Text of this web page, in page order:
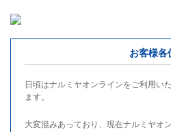
お客様各
日頃はナルミヤオンラインをご利用い
ます。
大変混みあっており、現在ナルミヤオ